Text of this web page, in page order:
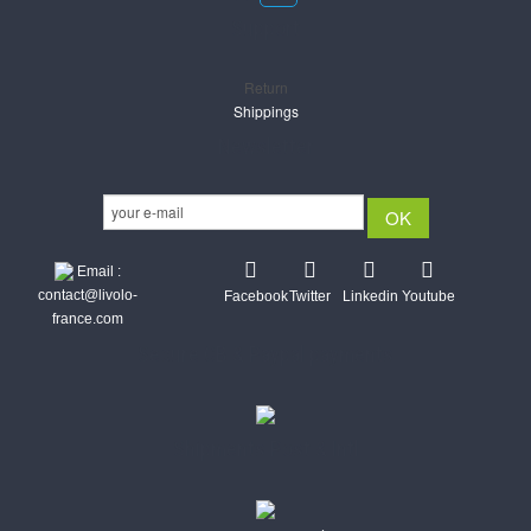
Return
Shippings
Email :
contact@livolo-
france.com
FacebookTwitter Linkedin Youtube